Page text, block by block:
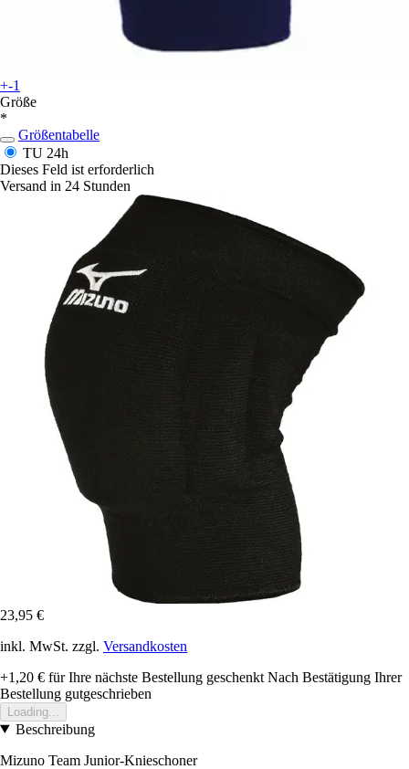
+-1
Größe
*
Größentabelle
TU 24h
Dieses Feld ist erforderlich
Versand in 24 Stunden
23,95 €
inkl. MwSt. zzgl. Versandkosten
+1,20 € für Ihre nächste Bestellung geschenkt Nach Bestätigung Ihrer
Bestellung gutgeschrieben
Loading...
Beschreibung
Mizuno Team Junior-Knieschoner